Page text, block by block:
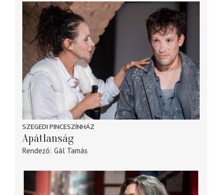
SZEGEDI PINCESZÍNHÁZ
Apátlanság
Rendező Gál Tamás